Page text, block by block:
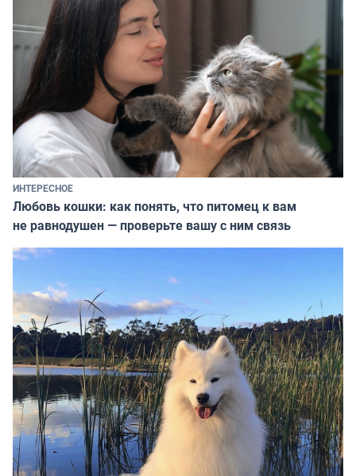
ИНТЕРЕСНОЕ
Любовь кошки: как понять, что питомец к вам
не равнодушен — проверьте вашу с ним связь